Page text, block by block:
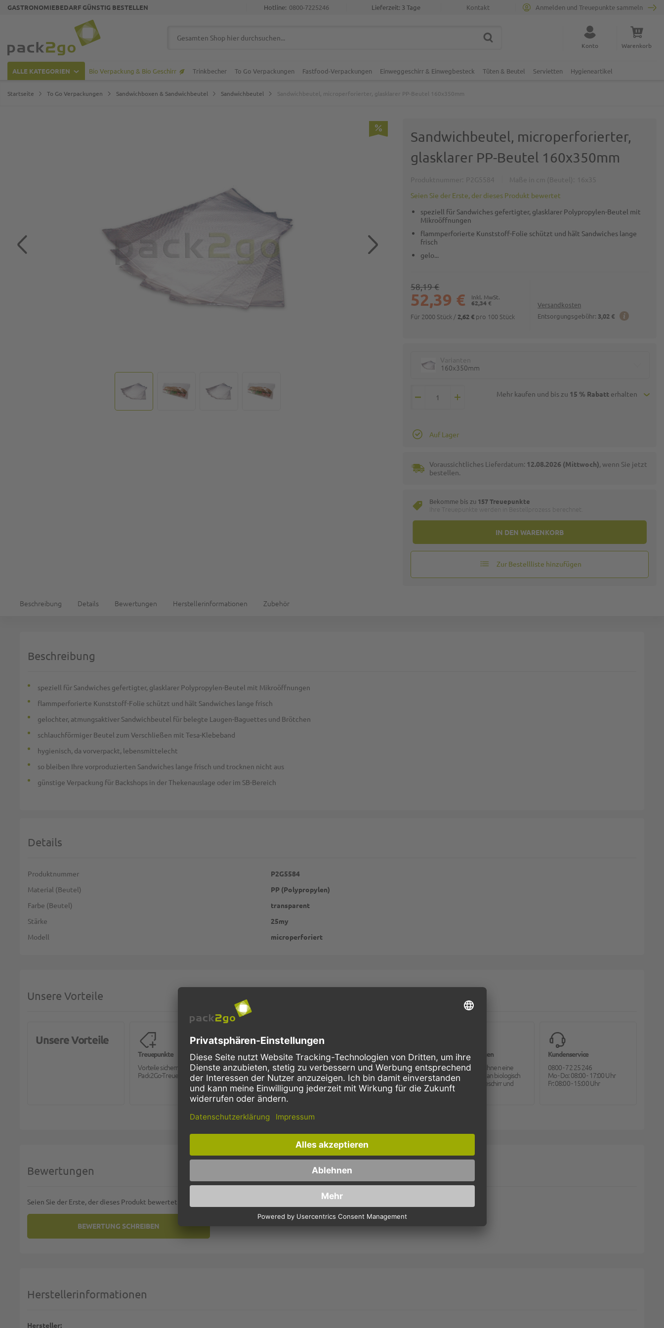
GASTRONOMIEBEDARF GÜNSTIG BESTELLEN Kontakt
Lieferzeit: 3 Tage
Hotline: 0800-7225246 Anmelden und Treuepunkte sammeln
Suche schließen
SUCHE Konto Warenkorb
ALLE KATEGORIEN Bio Verpackung & Bio Geschirr Trinkbecher To Go Verpackungen Fastfood-Verpackungen Einweggeschirr & Einwegbesteck Tüten & Beutel Servietten Hygieneartikel
Startseite To Go Verpackungen Sandwichboxen & Sandwichbeutel Sandwichbeutel Sandwichbeutel, microperforierter, glasklarer PP-Beutel 160x350mm
Sandwichbeutel, microperforierter,
glasklarer PP-Beutel 160x350mm
Seien Sie der Erste, der dieses Produkt bewertet
speziell für Sandwiches gefertigter, glasklarer Polypropylen-Beutel mit
Mikroöffnungen
flammperforierte Kunststoff-Folie schützt und hält Sandwiches lange
frisch
gelo...
Versandkosten
Entsorgungsgebühr: 3,02 €
62,34 €
52,39 €
58,19 €
Für 2000 Stück / 2,62 € pro 100 Stück
160x350mm
Mehr kaufen und bis zu 15 % Rabatterhalten
IN DEN WARENKORB
Auf Lager
Voraussichtliches Lieferdatum: 12.08.2026 (Mittwoch), wenn Sie jetzt
bestellen.
Bekomme bis zu 157 Treuepunkte
Zur Bestellliste hinzufügen
Beschreibung Details Bewertungen Herstellerinformationen Zubehör
Beschreibung
speziell für Sandwiches gefertigter, glasklarer Polypropylen-Beutel mit Mikroöffnungen
flammperforierte Kunststoff-Folie schützt und hält Sandwiches lange frisch
gelochter, atmungsaktiver Sandwichbeutel für belegte Laugen-Baguettes und Brötchen
schlauchförmiger Beutel zum Verschließen mit Tesa-Klebeband
hygienisch, da vorverpackt, lebensmittelecht
so bleiben Ihre vorproduzierten Sandwiches lange frisch und trocknen nicht aus
günstige Verpackung für Backshops in der Thekenauslage oder im SB-Bereich
Details
Weitere Informationen
Produktnummer
P2G5584
Material (Beutel)
PP (Polypropylen)
Farbe (Beutel)
transparent
Stärke
25my
Modell
microperforiert
Unsere Vorteile
Unsere Vorteile
Treuepunkte
Vorteile sichern mit dem
Pack2Go-Treueprogramm.
Schnelle Lieferung
Bestellungen bis 10 Uhr,
werden in der Regel noch am
selben Tag verschickt.
Kostenloser Versand
Innerhalb Deutschlands, bei
Bestellungen ab 150,- Euro
Netto-Warenwert.
Bioverpackungen
Pack2go bietet Ihnen eine
große Auswahl an biologisch
abbaubarem Geschirr und
Besteck.
Kundenservice
0800 - 72 25 246
Mo - Do: 08:00 - 17:00 Uhr
Fr: 08:00 - 15:00 Uhr
Bewertungen
Seien Sie der Erste, der dieses Produkt bewertet
BEWERTUNG SCHREIBEN
Herstellerinformationen
Hersteller: